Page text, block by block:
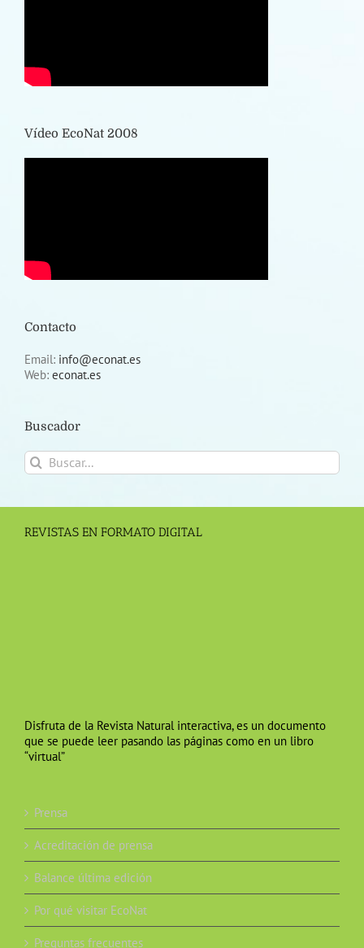
Vídeo EcoNat 2008
Contacto
Email: info@econat.es
Web: econat.es
Buscador
Buscar:
REVISTAS EN FORMATO DIGITAL
Disfruta de la Revista Natural interactiva, es un documento
que se puede leer pasando las páginas como en un libro
“virtual”
Prensa
Acreditación de prensa
Balance última edición
Por qué visitar EcoNat
Preguntas frecuentes